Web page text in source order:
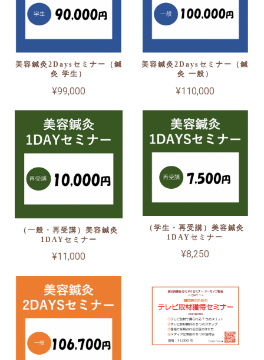
美容鍼灸2Daysセミナー（鍼
灸 学生）
¥99,000
美容鍼灸2Daysセミナー（鍼
灸 一般）
¥110,000
（一般・再受講）美容鍼灸
1DAYセミナー
¥11,000
（学生・再受講）美容鍼灸
1DAYセミナー
¥8,250